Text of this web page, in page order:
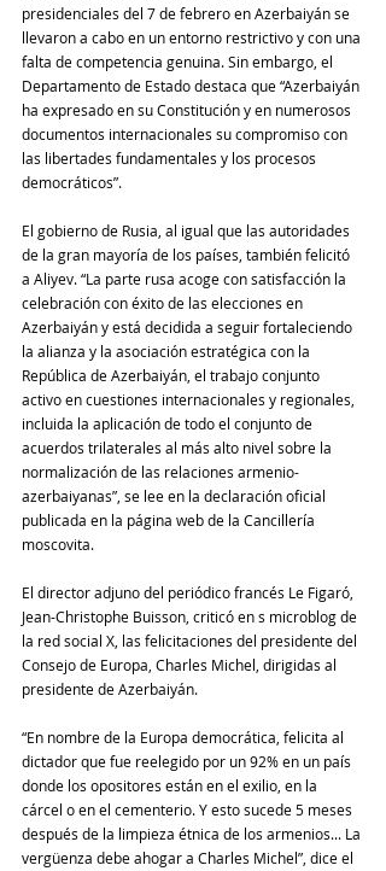
presidenciales del 7 de febrero en Azerbaiyán se
llevaron a cabo en un entorno restrictivo y con una
falta de competencia genuina. Sin embargo, el
Departamento de Estado destaca que “Azerbaiyán
ha expresado en su Constitución y en numerosos
documentos internacionales su compromiso con
las libertades fundamentales y los procesos
democráticos”.
El gobierno de Rusia, al igual que las autoridades
de la gran mayoría de los países, también felicitó
a Aliyev. “La parte rusa acoge con satisfacción la
celebración con éxito de las elecciones en
Azerbaiyán y está decidida a seguir fortaleciendo
la alianza y la asociación estratégica con la
República de Azerbaiyán, el trabajo conjunto
activo en cuestiones internacionales y regionales,
incluida la aplicación de todo el conjunto de
acuerdos trilaterales al más alto nivel sobre la
normalización de las relaciones armenio-
azerbaiyanas”, se lee en la declaración oficial
publicada en la página web de la Cancillería
moscovita.
El director adjuno del periódico francés Le Figaró,
Jean-Christophe Buisson, criticó en s microblog de
la red social X, las felicitaciones del presidente del
Consejo de Europa, Charles Michel, dirigidas al
presidente de Azerbaiyán.
“En nombre de la Europa democrática, felicita al
dictador que fue reelegido por un 92% en un país
donde los opositores están en el exilio, en la
cárcel o en el cementerio. Y esto sucede 5 meses
después de la limpieza étnica de los armenios... La
vergüenza debe ahogar a Charles Michel”, dice el